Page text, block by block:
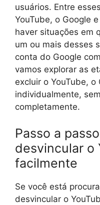
usuários. Entre
YouTube, o Google
haver situações em
um ou mais desses
conta do Google
vamos explorar as
excluir o YouTube, o
individualmente,
completamente.
Passo a
desvincular o
facilmente
Se você está
desvincular o